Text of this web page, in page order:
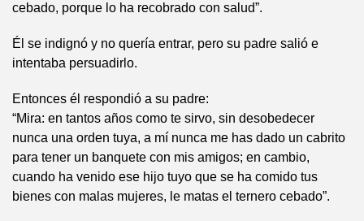
cebado, porque lo ha recobrado con salud”.
Él se indignó y no quería entrar, pero su padre salió e
intentaba persuadirlo.
Entonces él respondió a su padre:
“Mira: en tantos años como te sirvo, sin desobedecer
nunca una orden tuya, a mí nunca me has dado un cabrito
para tener un banquete con mis amigos; en cambio,
cuando ha venido ese hijo tuyo que se ha comido tus
bienes con malas mujeres, le matas el ternero cebado”.